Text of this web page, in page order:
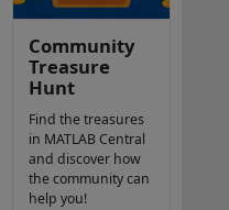
Community
Treasure
Hunt
Find the treasures
in MATLAB Central
and discover how
the community can
help you!